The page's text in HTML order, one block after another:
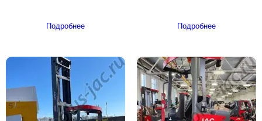
Подробнее Подробнее